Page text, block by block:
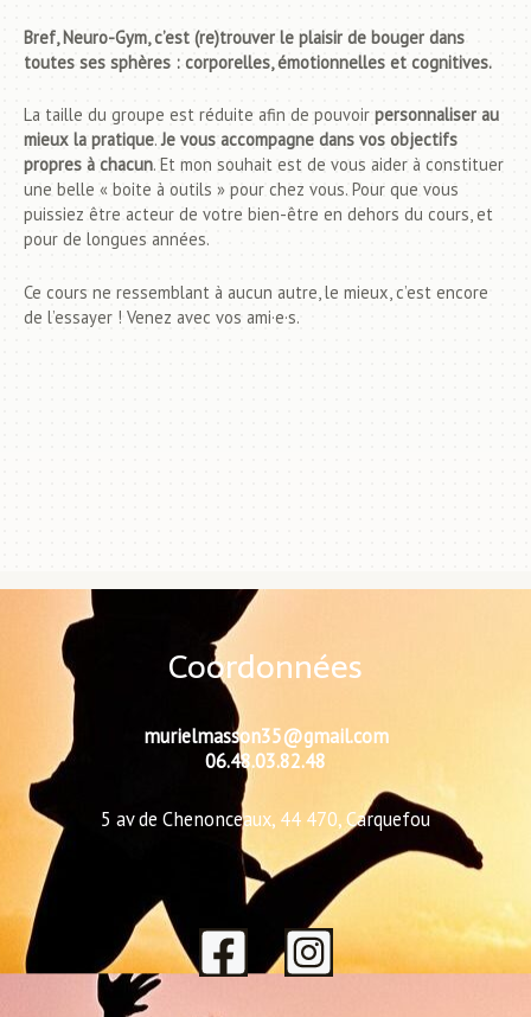
Bref, Neuro-Gym, c’est (re)trouver le plaisir de bouger dans
toutes ses sphères : corporelles, émotionnelles et cognitives.
La taille du groupe est réduite afin de pouvoir personnaliser au
mieux la pratique.Je vous accompagne dans vos objectifs
propres à chacun. Et mon souhait est de vous aider à constituer
une belle « boite à outils » pour chez vous. Pour que vous
puissiez être acteur de votre bien-être en dehors du cours, et
pour de longues années.
Ce cours ne ressemblant à aucun autre, le mieux, c’est encore
de l’essayer ! Venez avec vos ami·e·s.
Coordonnées
murielmasson35@gmail.com
06.48.03.82.48
5 av de Chenonceaux, 44 470, Carquefou